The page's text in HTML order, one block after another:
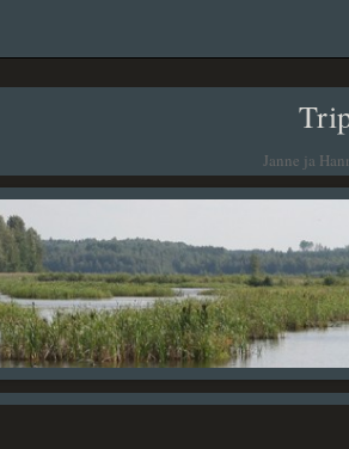
Janne ja